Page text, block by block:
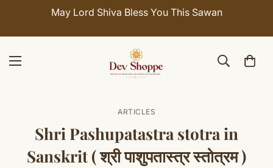
May Lord Shiva Bless You This Sawan
ARTICLES
Shri Pashupatastra stotra in
Sanskrit ( श्री पाशुपतास्त्र स्तोत्रम )